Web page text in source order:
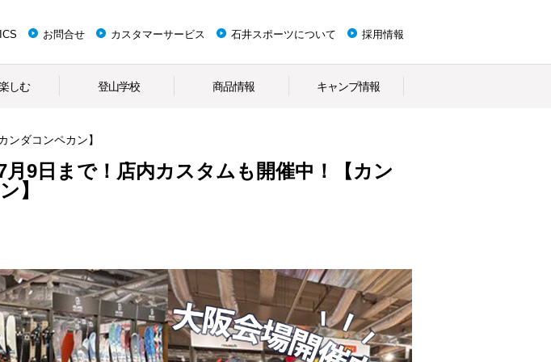
お問合せ カスタマーサービス 石井スポーツについて 採用情報
しむ 登山学校 商品情報 キャンプ情報
ンダコンペカン】
月9日まで！店内カスタムも開催中！【カン
】